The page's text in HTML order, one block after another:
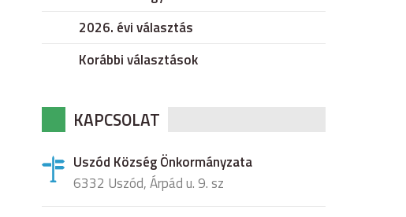
2026. évi választás
Korábbi választások
KAPCSOLAT
Uszód Község Önkormányzata
6332 Uszód, Árpád u. 9. sz